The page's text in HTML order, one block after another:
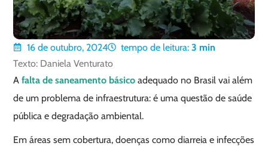
16 de outubro, 2024 tempo de leitura: 3 min
Texto: Daniela Venturato
Afalta de saneamento básico adequado no Brasil vai além
de um problema de infraestrutura: é uma questão de saúde
pública e degradação ambiental.
Em áreas sem cobertura, doenças como diarreia e infecções